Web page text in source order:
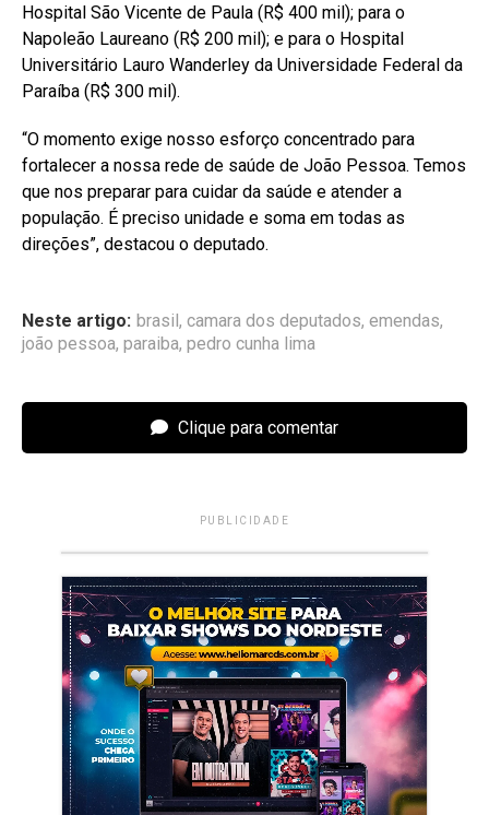
Hospital São Vicente de Paula (R$ 400 mil); para o
Napoleão Laureano (R$ 200 mil); e para o Hospital
Universitário Lauro Wanderley da Universidade Federal da
Paraíba (R$ 300 mil).
“O momento exige nosso esforço concentrado para
fortalecer a nossa rede de saúde de João Pessoa. Temos
que nos preparar para cuidar da saúde e atender a
população. É preciso unidade e soma em todas as
direções”, destacou o deputado.
Neste artigo: brasil, camara dos deputados, emendas,
joão pessoa, paraiba, pedro cunha lima
Clique para comentar
PUBLICIDADE